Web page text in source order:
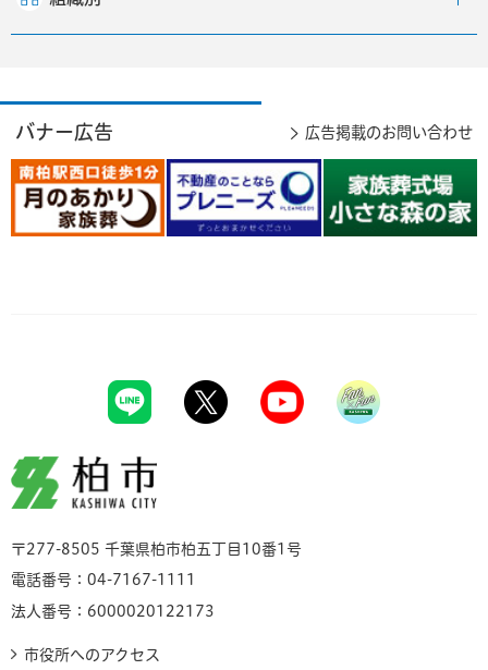
バナー広告 広告掲載のお問い合わせ
柏市
〒277-8505 千葉県柏市柏五丁目10番1号
電話番号：04-7167-1111
法人番号：6000020122173
市役所へのアクセス